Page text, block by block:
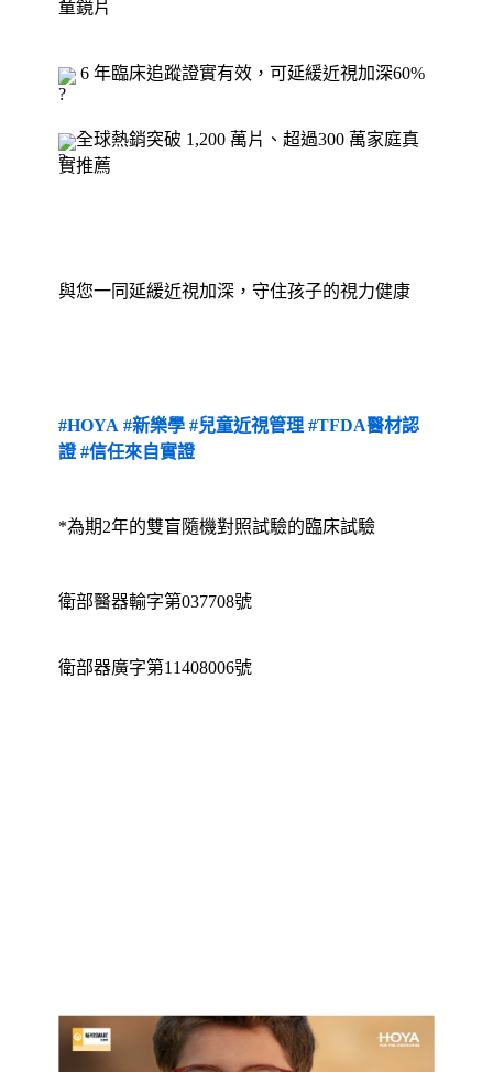
童鏡片
6 年臨床追蹤證實有效，可延緩近視加深60%
全球熱銷突破 1,200 萬片、超過300 萬家庭真
實推薦
與您一同延緩近視加深，守住孩子的視力健康
#HOYA #新樂學 #兒童近視管理 #TFDA醫材認
證 #信任來自實證
*為期2年的雙盲隨機對照試驗的臨床試驗
衛部醫器輸字第037708號
衛部器廣字第11408006號